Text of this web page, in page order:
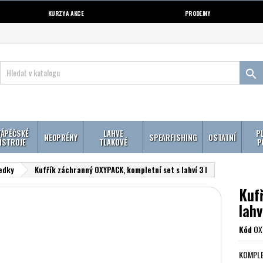
KURZY A AKCE PRODEJNY

NEOPRÉNY LAHVE
TLAKOVÉ SPEARFISHING OSTATNÍ
Kufřík záchranný OXYPACK, kompletní set s lahví 3 l
Kód